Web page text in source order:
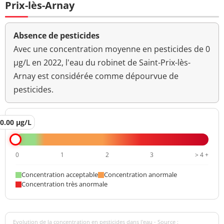
Prix-lès-Arnay
Absence de pesticides
Avec une concentration moyenne en pesticides de 0
µg/L en 2022, l'eau du robinet de Saint-Prix-lès-
Arnay est considérée comme dépourvue de
pesticides.
0.00 µg/L
0 1 2 3 > 4 +
Concentration acceptable
Concentration anormale
Concentration très anormale
Evolution de la concentration en pesticides dans l'eau - Source :